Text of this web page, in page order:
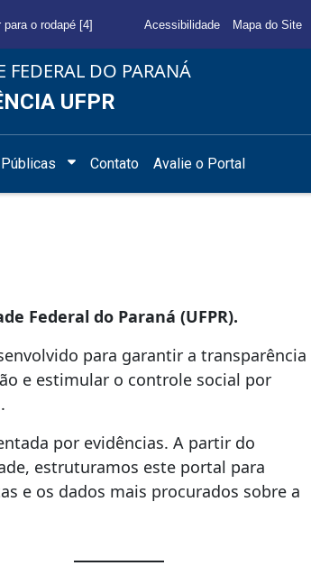
para o rodapé [4] Acessibilidade Mapa do Site
FEDERAL DO PARANÁ
UFPR
Contato Avalie o Portal
Federal do Paraná (UFPR).
para garantir a transparência
e estimular o controle social por
por evidências. A partir do
estruturamos este portal para
e os dados mais procurados sobre a